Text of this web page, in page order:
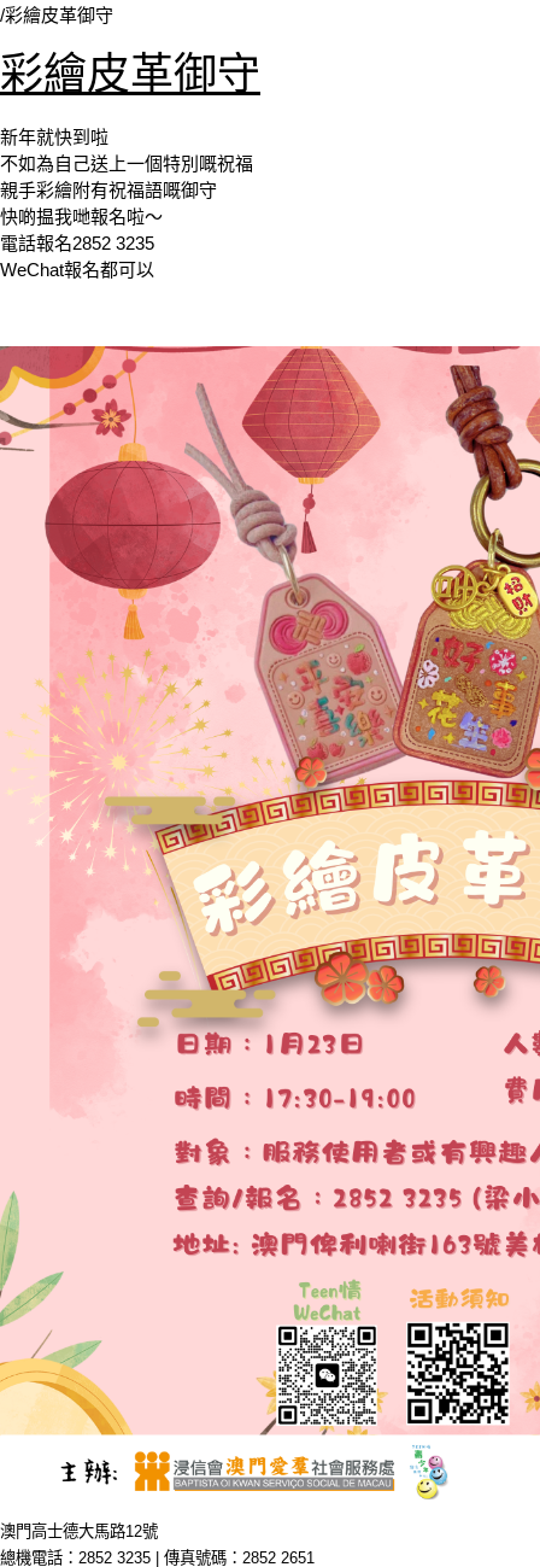
/彩繪皮革御守
彩繪皮革御守
新年就快到啦
不如為自己送上一個特別嘅祝福
親手彩繪附有祝福語嘅御守
快啲揾我哋報名啦～
電話報名2852 3235
WeChat報名都可以
澳門高士德大馬路12號
總機電話：2852 3235 | 傳真號碼：2852 2651